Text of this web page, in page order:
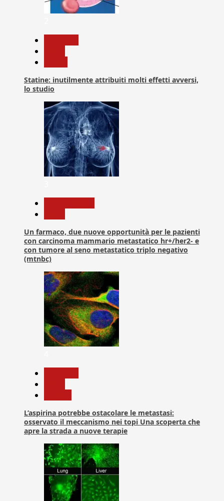
Statine: inutilmente attribuiti molti effetti avversi,
lo studio
Un farmaco, due nuove opportunità per le pazienti
con carcinoma mammario metastatico hr+/her2- e
con tumore al seno metastatico triplo negativo
(mtnbc)
L’aspirina potrebbe ostacolare le metastasi:
osservato il meccanismo nei topi Una scoperta che
apre la strada a nuove terapie